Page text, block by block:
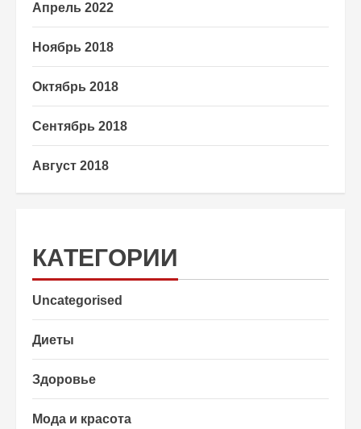
Апрель 2022
Ноябрь 2018
Октябрь 2018
Сентябрь 2018
Август 2018
КАТЕГОРИИ
Uncategorised
Диеты
Здоровье
Мода и красота